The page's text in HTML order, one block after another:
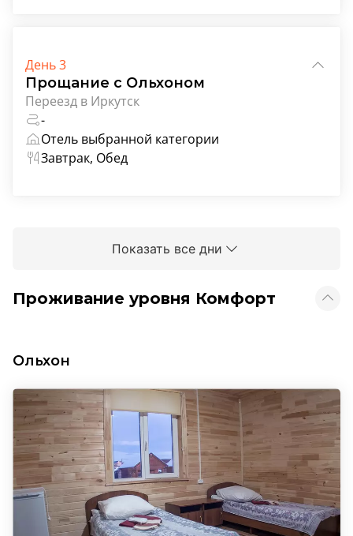
День 3
Прощание с Ольхоном
Переезд в Иркутск
-
Отель выбранной категории
Завтрак, Обед
Показать все дни
Проживание уровня Комфорт
Ольхон